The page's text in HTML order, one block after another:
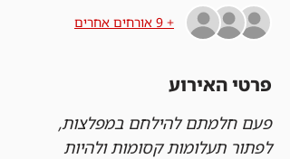
+ 9 אורחים אחרים
פרטי האירוע
פעם חלמתם להילחם במפלצות,
לפתור תעלומות קסומות ולהיות